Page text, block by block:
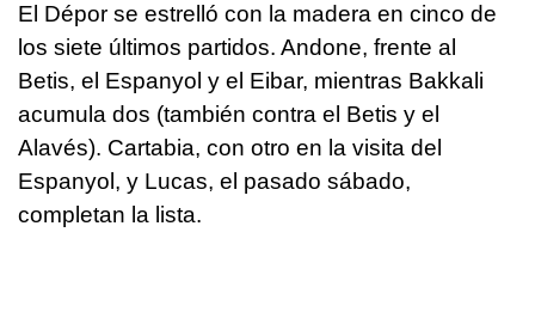
El Dépor se estrelló con la madera en cinco de
los siete últimos partidos. Andone, frente al
Betis, el Espanyol y el Eibar, mientras Bakkali
acumula dos (también contra el Betis y el
Alavés). Cartabia, con otro en la visita del
Espanyol, y Lucas, el pasado sábado,
completan la lista.